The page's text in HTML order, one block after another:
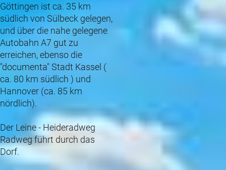
Göttingen ist ca. 35 km
südlich von Sülbeck gelegen,
und über die nahe gelegene
Autobahn A7 gut zu
erreichen, ebenso die
"documenta" Stadt Kassel (
ca. 80 km südlich ) und
Hannover (ca. 85 km
nördlich).
Der Leine - Heideradweg
Radweg führt durch das
Dorf.